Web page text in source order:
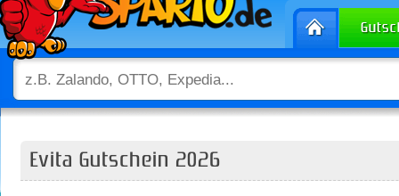
Evita Gutschein 2026